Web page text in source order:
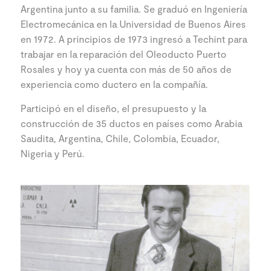
Argentina junto a su familia. Se graduó en Ingeniería
Electromecánica en la Universidad de Buenos Aires
en 1972. A principios de 1973 ingresó a Techint para
trabajar en la reparación del Oleoducto Puerto
Rosales y hoy ya cuenta con más de 50 años de
experiencia como ductero en la compañía.
Participó en el diseño, el presupuesto y la
construcción de 35 ductos en países como Arabia
Saudita, Argentina, Chile, Colombia, Ecuador,
Nigeria y Perú.